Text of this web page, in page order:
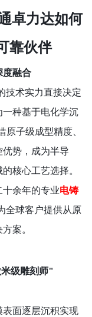
卓力达如何
靠伙伴
度融合
技术实力直接决定
种基于电化学沉
子级成型精度、
势，成为半导
核心工艺选择。
余年的专业电铸
全球客户提供从原
案。
级雕刻师"
面逐层沉积实现